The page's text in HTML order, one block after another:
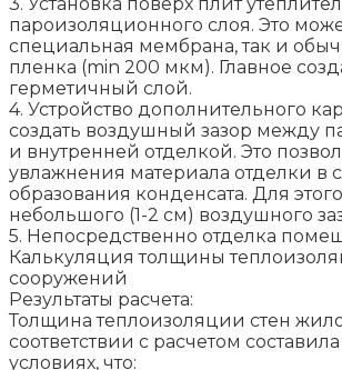
пароизоляционного слоя. Это
специальная мембрана, так и
пленка (min 200 мкм). Главное
герметичный слой.
4. Устройство дополнительного
создать воздушный зазор между
и внутренней отделкой. Это
увлажнения материала отделки в
образования конденсата. Для
небольшого (1-2 см) воздушного
5. Непосредственно отделка
Калькуляция толщины
сооружений
Результаты расчета:
Толщина теплоизоляции стен
соответствии с расчетом
условиях, что: